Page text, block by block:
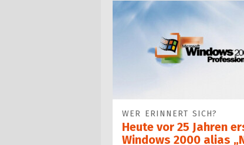
WER ERINNERT SICH?
Heute vor 25 Jahren
Windows 2000 alias